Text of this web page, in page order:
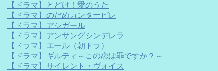
【ドラマ】とどけ！愛のうた
【ドラマ】のだめカンタービレ
【ドラマ】アシガール
【ドラマ】アンサングシンデレラ
【ドラマ】エール（朝ドラ）
【ドラマ】ギルティ～この恋は罪ですか？～
【ドラマ】サイレント・ヴォイス